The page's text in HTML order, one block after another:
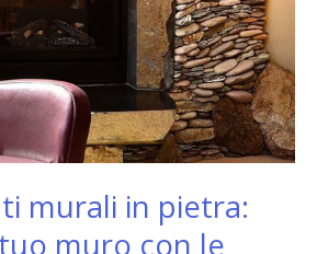
murali in pietra:
muro con le